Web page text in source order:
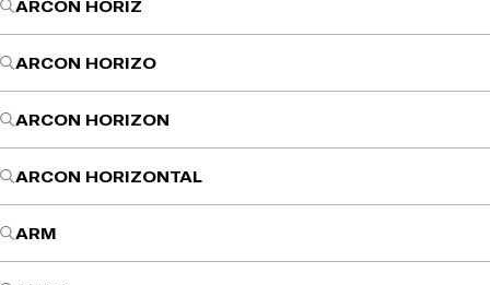
ARCON HORIZ
ARCON HORIZO
ARCON HORIZON
ARCON HORIZONTAL
ARM